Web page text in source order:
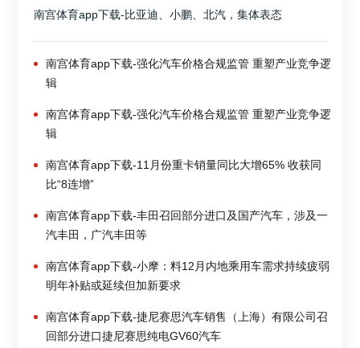
南宫体育app下载-比亚迪、小鹏、北汽，集体表态
南宫体育app下载-强化汽车价格合规监管 重塑产业竞争逻
辑
南宫体育app下载-强化汽车价格合规监管 重塑产业竞争逻
辑
南宫体育app下载-11月份重卡销量同比大增65% 收获同
比“8连增”
南宫体育app下载-丰田召回部分进口及国产汽车，涉及一
汽丰田，广汽丰田等
南宫体育app下载-小摩：料12月内地乘用车需求持续疲弱
明年补贴或延续但加新要求
南宫体育app下载-捷尼赛思汽车销售（上海）有限公司召
回部分进口捷尼赛思纯电GV60汽车